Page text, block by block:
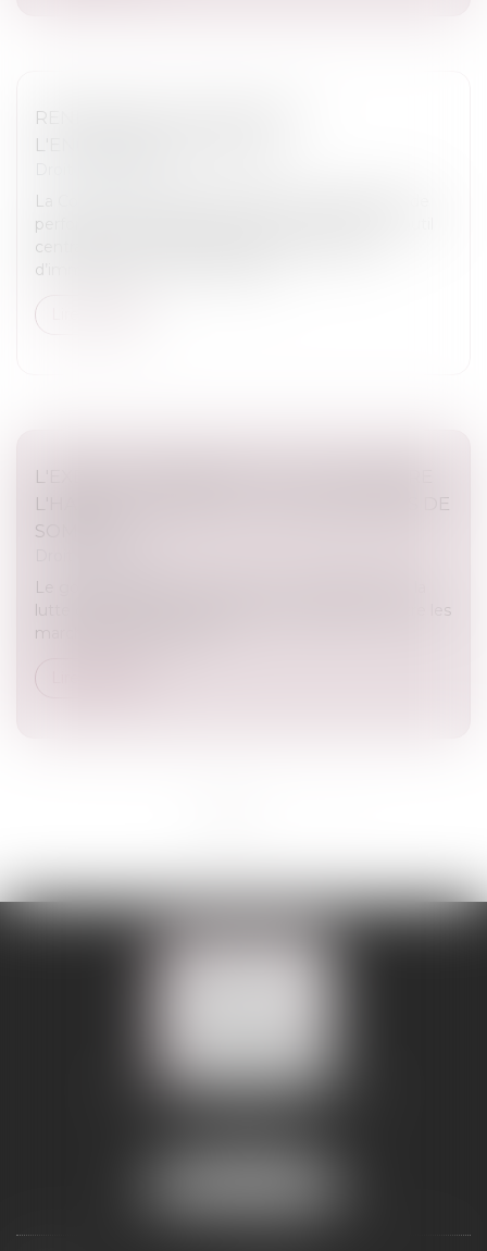
RENFORCER LA FIABILITÉ ET
L'ENCADREMENT DU DPE
La Cour des comptes confirme que le diagnostic de
performance énergétique (DPE) est devenu un outil
central pour orienter les décisions en matière
d’immobilier et met en lumière...
L'EXÉCUTIF RENFORCE LA LUTTE CONTRE
L'HABITAT INDIGNE ET LES MARCHANDS DE
SOMMEIL
Le gouvernement va renforcer la coordination de la
lutte contre l’habitat indigne et les sanctions contre les
marchands de sommeil...